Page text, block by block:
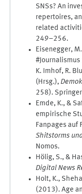
SNSs? An
repertoires,
related
249–256.
Eisenegger,
#Journalismus
K. Imhof, R.
(Hrsg.),
258).
Emde, K., &
empirische
Fanpages auf
Shitstorms
Nomos.
Hölig, S., &
Digital News
Holt, K.,
(2013). Age